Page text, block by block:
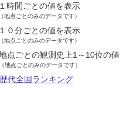
１時間ごとの値を表示
（地点ごとのみのデータです）
１０分ごとの値を表示
（地点ごとのみのデータです）
点ごとの観測史上1～10位の値
（地点ごとのみのデータです）
歴代全国ランキング